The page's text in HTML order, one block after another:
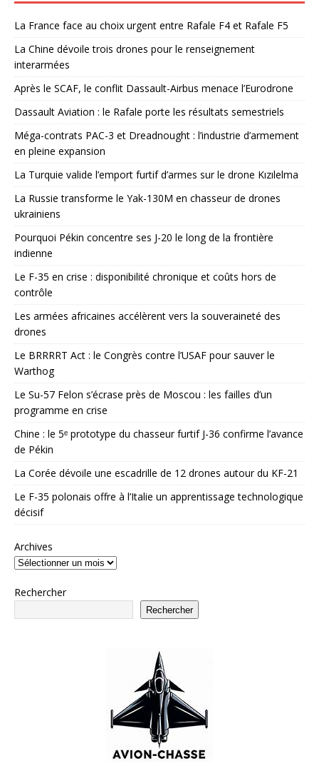
La France face au choix urgent entre Rafale F4 et Rafale F5
La Chine dévoile trois drones pour le renseignement
interarmées
Après le SCAF, le conflit Dassault-Airbus menace l’Eurodrone
Dassault Aviation : le Rafale porte les résultats semestriels
Méga-contrats PAC-3 et Dreadnought : l’industrie d’armement
en pleine expansion
La Turquie valide l’emport furtif d’armes sur le drone Kızılelma
La Russie transforme le Yak-130M en chasseur de drones
ukrainiens
Pourquoi Pékin concentre ses J-20 le long de la frontière
indienne
Le F-35 en crise : disponibilité chronique et coûts hors de
contrôle
Les armées africaines accélèrent vers la souveraineté des
drones
Le BRRRRT Act : le Congrès contre l’USAF pour sauver le
Warthog
Le Su-57 Felon s’écrase près de Moscou : les failles d’un
programme en crise
Chine : le 5ᵉ prototype du chasseur furtif J-36 confirme l’avance
de Pékin
La Corée dévoile une escadrille de 12 drones autour du KF-21
Le F-35 polonais offre à l’Italie un apprentissage technologique
décisif
Archives
Rechercher
Rechercher